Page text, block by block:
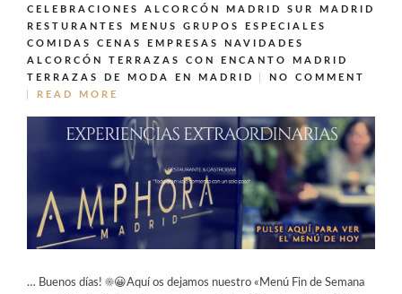
CELEBRACIONES ALCORCÓN MADRID SUR MADRID
RESTURANTES MENUS GRUPOS ESPECIALES
COMIDAS CENAS EMPRESAS NAVIDADES
ALCORCÓN
TERRAZAS CON ENCANTO MADRID
TERRAZAS DE MODA EN MADRID
NO COMMENT
READ MORE
… Buenos días! ☀️😀Aquí os dejamos nuestro «Menú Fin de Semana